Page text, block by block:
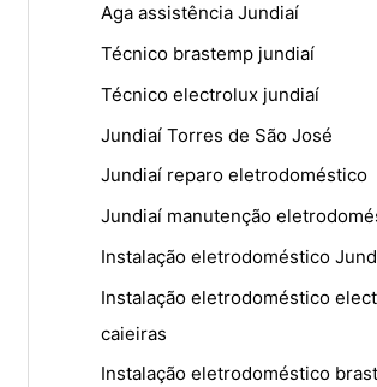
Aga assistência Jundiaí
Técnico brastemp jundiaí
Técnico electrolux jundiaí
Jundiaí Torres de São José
Jundiaí reparo eletrodoméstico
Jundiaí manutenção
Instalação eletrodoméstico
Instalação eletrodoméstico
caieiras
Instalação eletrodoméstico